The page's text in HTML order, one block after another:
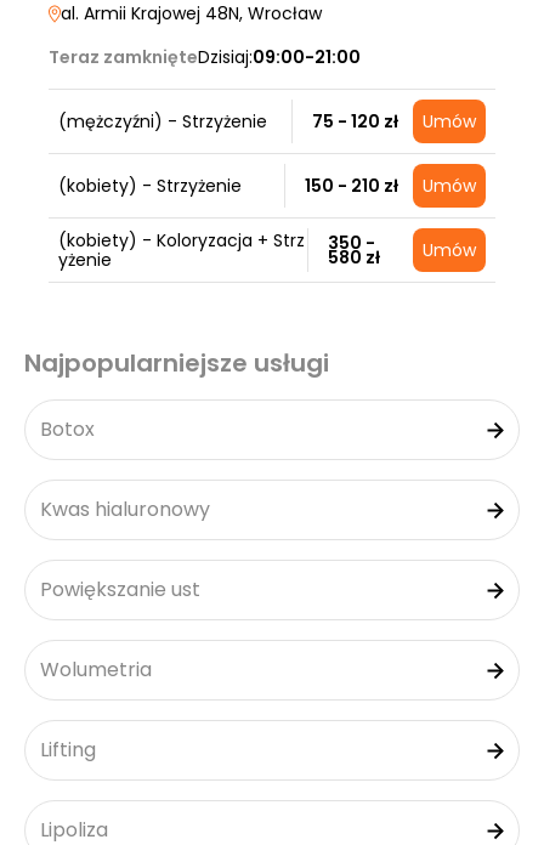
al. Armii Krajowej 48N, Wrocław
Teraz zamknięteDzisiaj:09:00-21:00
(mężczyźni) - Strzyżenie 75 - 120 zł Umów
(kobiety) - Strzyżenie 150 - 210 zł Umów
(kobiety) - Koloryzacja + Strz
yżenie
350 -
580 zł Umów
Najpopularniejsze usługi
Botox
Kwas hialuronowy
Powiększanie ust
Wolumetria
Lifting
Lipoliza